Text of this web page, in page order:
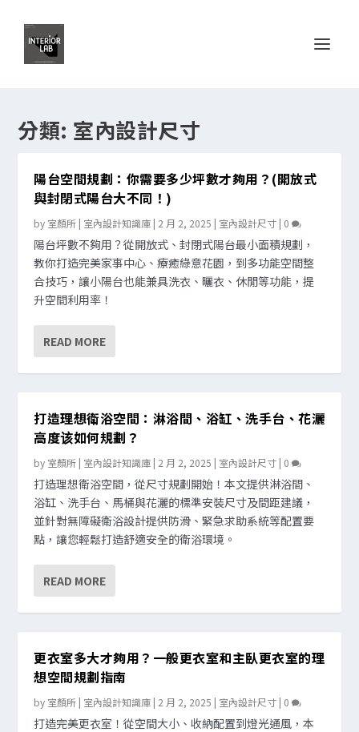
分類: 室內設計尺寸
陽台空間規劃：你需要多少坪數才夠用？(開放式
與封閉式陽台大不同！)
by 室顏所 | 室內設計知識庫 | 2 月 2, 2025 | 室內設計尺寸 | 0
陽台坪數不夠用？從開放式、封閉式陽台最小面積規劃，
教你打造完美家事中心、療癒綠意花園，到多功能空間整
合技巧，讓小陽台也能兼具洗衣、曬衣、休閒等功能，提
升空間利用率！
READ MORE
打造理想衛浴空間：淋浴間、浴缸、洗手台、花灑
高度该如何規劃？
by 室顏所 | 室內設計知識庫 | 2 月 2, 2025 | 室內設計尺寸 | 0
打造理想衛浴空間，從尺寸規劃開始！本文提供淋浴間、
浴缸、洗手台、馬桶與花灑的標準安裝尺寸及間距建議，
並針對無障礙衛浴設計提供防滑、緊急求助系統等配置要
點，讓您輕鬆打造舒適安全的衛浴環境。
READ MORE
更衣室多大才夠用？一般更衣室和主臥更衣室的理
想空間規劃指南
by 室顏所 | 室內設計知識庫 | 2 月 2, 2025 | 室內設計尺寸 | 0
打造完美更衣室！從空間大小、收納配置到燈光通風，本